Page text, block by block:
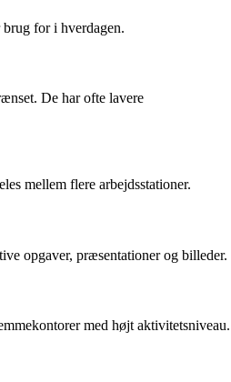
for i hverdagen.
De har ofte lavere
mellem flere arbejdsstationer.
opgaver, præsentationer og billeder.
med højt aktivitetsniveau.